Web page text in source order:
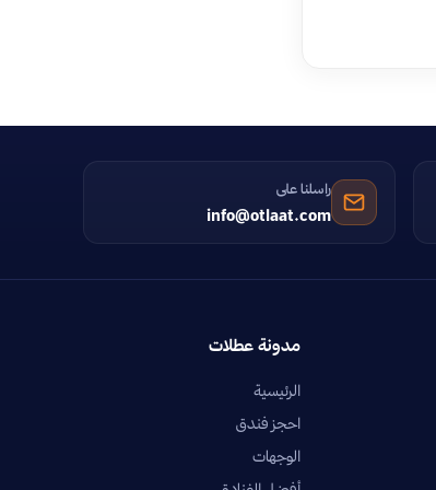
راسلنا على
info@otlaat.com
مدونة عطلات
الرئيسية
احجز فندق
الوجهات